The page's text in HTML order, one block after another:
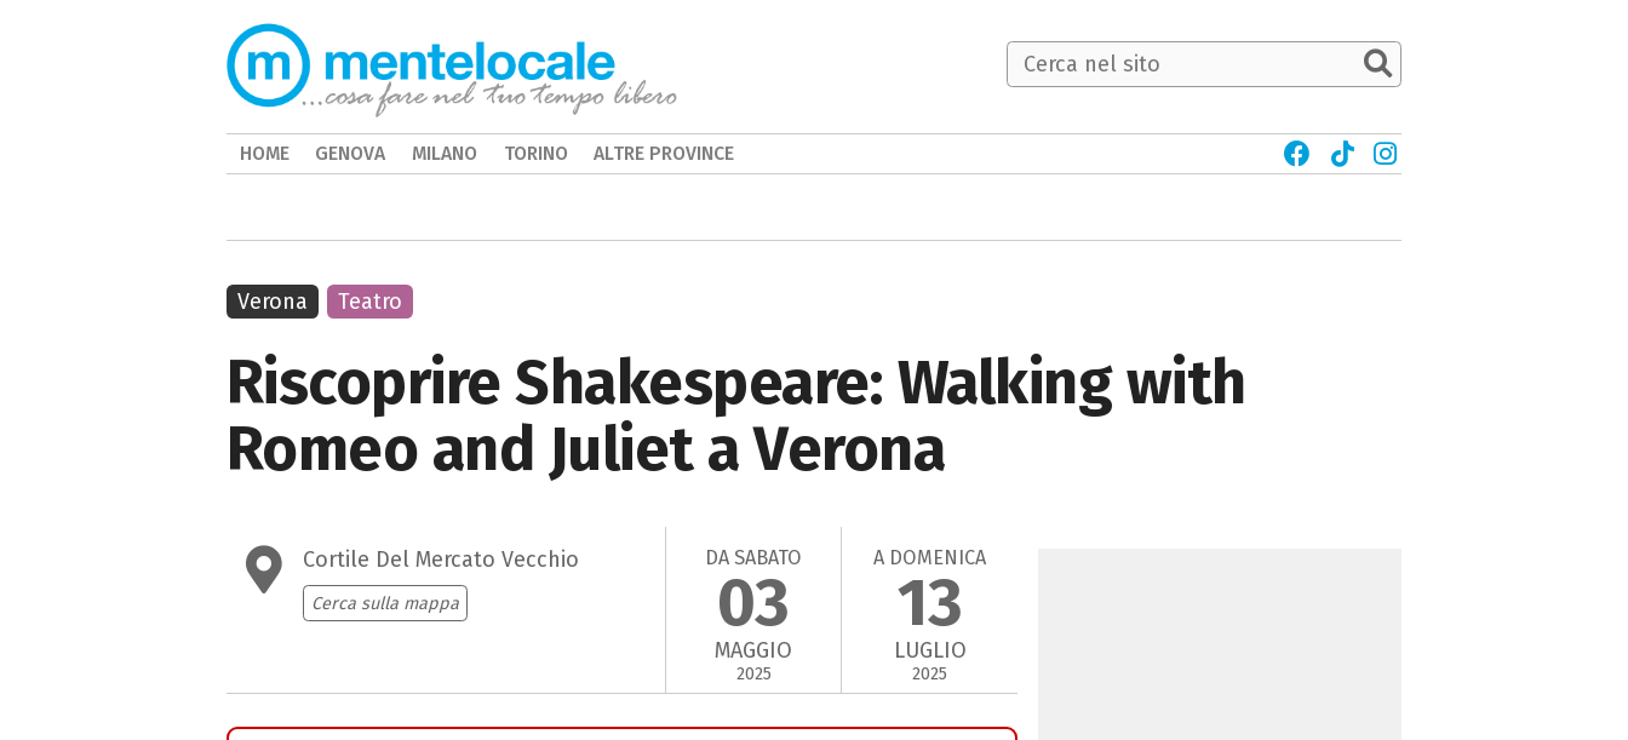
Riscoprire Shakespeare: Walking with
Romeo and Juliet a Verona
Cortile Del Mercato Vecchio
Cerca sulla mappa
DA SABATO
03
MAGGIO
2025
A DOMENICA
13
LUGLIO
2025
Verona Teatro
HOME GENOVA MILANO TORINO ALTRE PROVINCE